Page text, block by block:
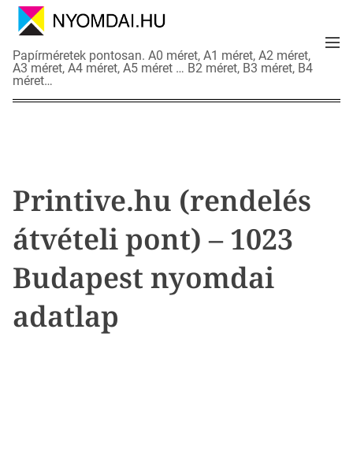
N
y
o
m
t
o
Papírméretek pontosan. A0 méret, A1 méret, A2 méret,
A3 méret, A4 méret, A5 méret … B2 méret, B3 méret, B4
méret…
M
Printive.hu (rendelés
átvételi pont) – 1023
Budapest nyomdai
adatlap